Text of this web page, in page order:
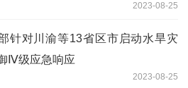
2023-08-25
针对川渝等13省区市启动水旱灾
Ⅳ级应急响应
2023-08-25